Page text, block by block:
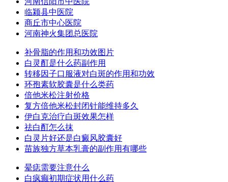
临颍县中医院
商丘市中心医院
河南神火集团总医院
补骨脂的作用和功效图片
白灵酊是什么药副作用
转移因子口服液对白斑的作用和功效
环孢素软胶囊是什么类药
倍他米松注射价格
复方倍他米松封闭针能维持多久
伊白克治疗白斑效果怎样
祛白酊怎么抹
白灵片好还是白癜风胶囊好
苗族独方草本乳膏的副作用有哪些
晕痣需要注意什么
白疯癫初期症状用什么药